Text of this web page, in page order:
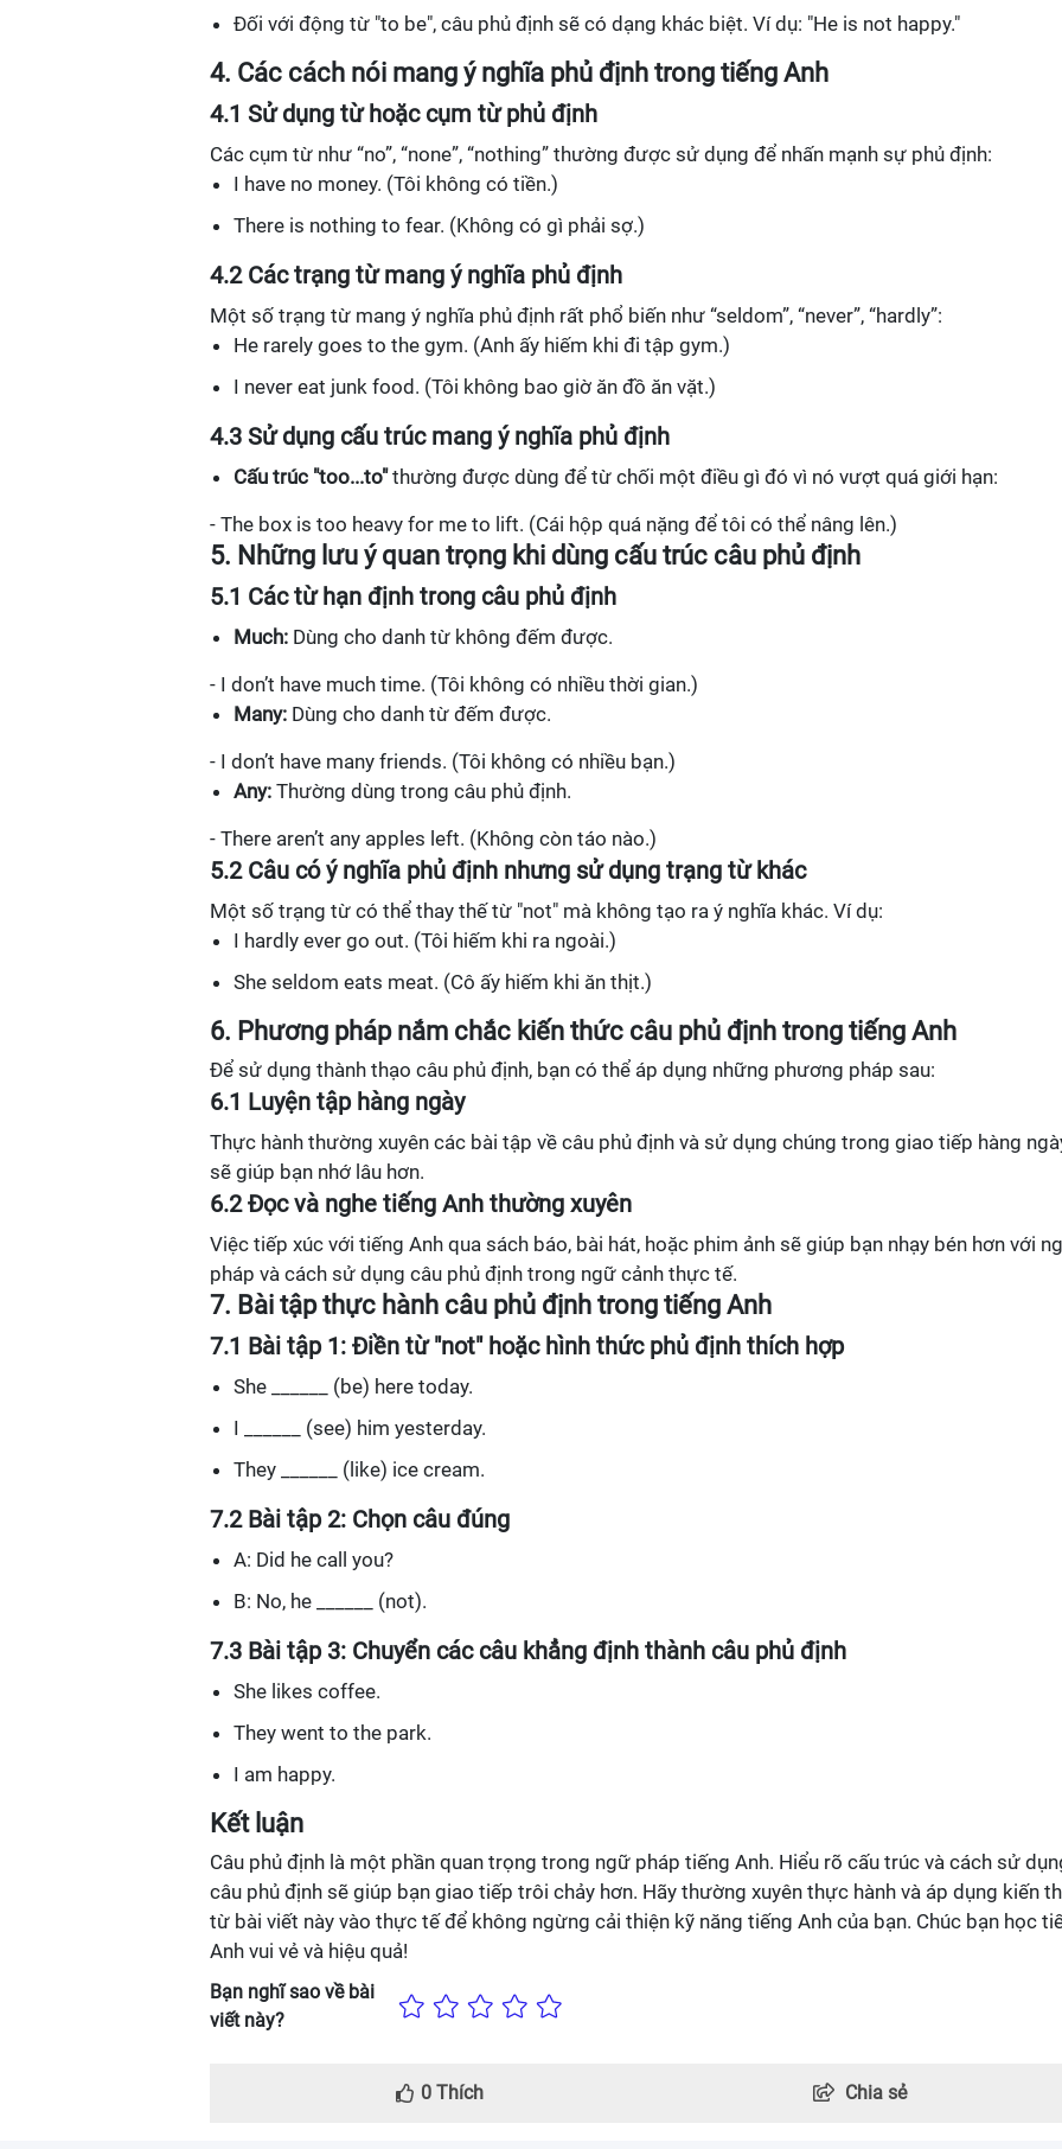
Đối với động từ "to be", câu phủ định sẽ có dạng khác biệt. Ví dụ: "He is not happy."
4. Các cách nói mang ý nghĩa phủ định trong tiếng Anh
4.1 Sử dụng từ hoặc cụm từ phủ định
Các cụm từ như “no”, “none”, “nothing” thường được sử dụng để nhấn mạnh sự phủ định:
I have no money. (Tôi không có tiền.)
There is nothing to fear. (Không có gì phải sợ.)
4.2 Các trạng từ mang ý nghĩa phủ định
Một số trạng từ mang ý nghĩa phủ định rất phổ biến như “seldom”, “never”, “hardly”:
He rarely goes to the gym. (Anh ấy hiếm khi đi tập gym.)
I never eat junk food. (Tôi không bao giờ ăn đồ ăn vặt.)
4.3 Sử dụng cấu trúc mang ý nghĩa phủ định
Cấu trúc "too...to"thường được dùng để từ chối một điều gì đó vì nó vượt quá giới hạn:
- The box is too heavy for me to lift. (Cái hộp quá nặng để tôi có thể nâng lên.)
5. Những lưu ý quan trọng khi dùng cấu trúc câu phủ định
5.1 Các từ hạn định trong câu phủ định
Much: Dùng cho danh từ không đếm được.
- I don’t have much time. (Tôi không có nhiều thời gian.)
Many: Dùng cho danh từ đếm được.
- I don’t have many friends. (Tôi không có nhiều bạn.)
Any: Thường dùng trong câu phủ định.
- There aren’t any apples left. (Không còn táo nào.)
5.2 Câu có ý nghĩa phủ định nhưng sử dụng trạng từ khác
Một số trạng từ có thể thay thế từ "not" mà không tạo ra ý nghĩa khác. Ví dụ:
I hardly ever go out. (Tôi hiếm khi ra ngoài.)
She seldom eats meat. (Cô ấy hiếm khi ăn thịt.)
6. Phương pháp nắm chắc kiến thức câu phủ định trong tiếng Anh
Để sử dụng thành thạo câu phủ định, bạn có thể áp dụng những phương pháp sau:
6.1 Luyện tập hàng ngày
Thực hành thường xuyên các bài tập về câu phủ định và sử dụng chúng trong giao tiếp hàng
sẽ giúp bạn nhớ lâu hơn.
6.2 Đọc và nghe tiếng Anh thường xuyên
Việc tiếp xúc với tiếng Anh qua sách báo, bài hát, hoặc phim ảnh sẽ giúp bạn nhạy bén hơn với
pháp và cách sử dụng câu phủ định trong ngữ cảnh thực tế.
7. Bài tập thực hành câu phủ định trong tiếng Anh
7.1 Bài tập 1: Điền từ "not" hoặc hình thức phủ định thích hợp
She ______ (be) here today.
I ______ (see) him yesterday.
They ______ (like) ice cream.
7.2 Bài tập 2: Chọn câu đúng
A: Did he call you?
B: No, he ______ (not).
7.3 Bài tập 3: Chuyển các câu khẳng định thành câu phủ định
She likes coffee.
They went to the park.
I am happy.
Kết luận
Câu phủ định là một phần quan trọng trong ngữ pháp tiếng Anh. Hiểu rõ cấu trúc và cách sử
câu phủ định sẽ giúp bạn giao tiếp trôi chảy hơn. Hãy thường xuyên thực hành và áp dụng kiến
từ bài viết này vào thực tế để không ngừng cải thiện kỹ năng tiếng Anh của bạn. Chúc bạn học
Anh vui vẻ và hiệu quả!
Bạn nghĩ sao về bài
viết này?
0Thích Chia sẻ